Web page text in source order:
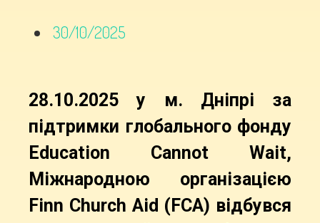
30/10/2025
28.10.2025 у м. Дніпрі за
підтримки глобального фонду
Education Cannot Wait,
Міжнародною організацією
Finn Church Aid (FCA) відбувся